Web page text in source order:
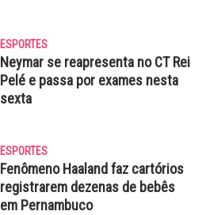
ESPORTES
Neymar se reapresenta no CT Rei
Pelé e passa por exames nesta
sexta
ESPORTES
Fenômeno Haaland faz cartórios
registrarem dezenas de bebês
em Pernambuco